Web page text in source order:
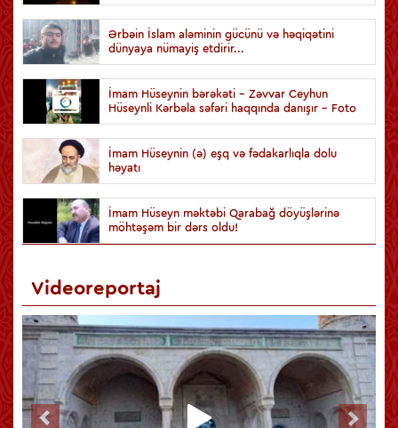
Ərbəin İslam aləminin gücünü və həqiqətini
dünyaya nümayiş etdirir...
İmam Hüseynin bərəkəti - Zəvvar Ceyhun
Hüseynli Kərbəla səfəri haqqında danışır - Foto
İmam Hüseynin (ə) eşq və fədakarlıqla dolu
həyatı
İmam Hüseyn məktəbi Qarabağ döyüşlərinə
möhtəşəm bir dərs oldu!
Videoreportaj